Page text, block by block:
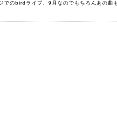
のbirdライブ、9月なのでもちろんあの曲